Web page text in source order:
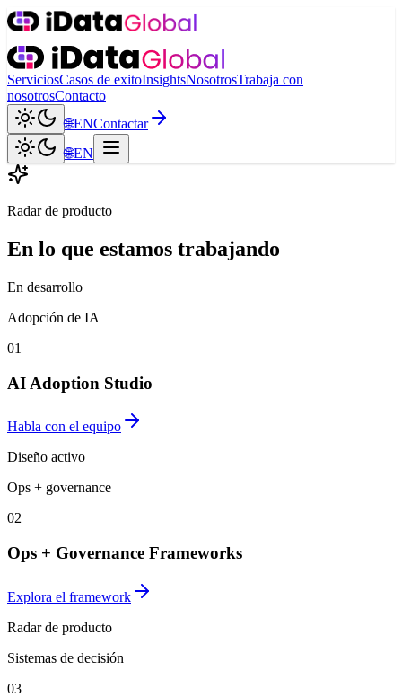
ServiciosCasos de exitoInsightsNosotrosTrabaja con
nosotrosContacto
🌐ENContactar
🌐EN
Radar de producto
En lo que estamos trabajando
En desarrollo
Adopción de IA
01
AI Adoption Studio
Habla con el equipo
Diseño activo
Ops + governance
02
Ops + Governance Frameworks
Explora el framework
Radar de producto
Sistemas de decisión
03